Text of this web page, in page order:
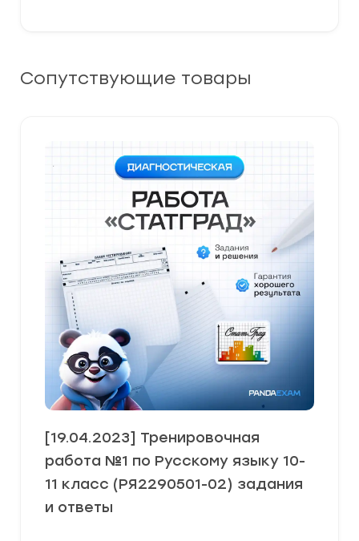
Сопутствующие товары
[19.04.2023] Тренировочная
работа №1 по Русскому языку 10-
11 класс (РЯ2290501-02) задания
и ответы